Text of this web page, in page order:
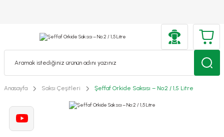
Anasayfa Saksı Çeşitleri Şeffaf Orkide Saksısı – No:2 / 1,5 Litre